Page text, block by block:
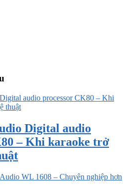
Digital audio
– Khi karaoke trở